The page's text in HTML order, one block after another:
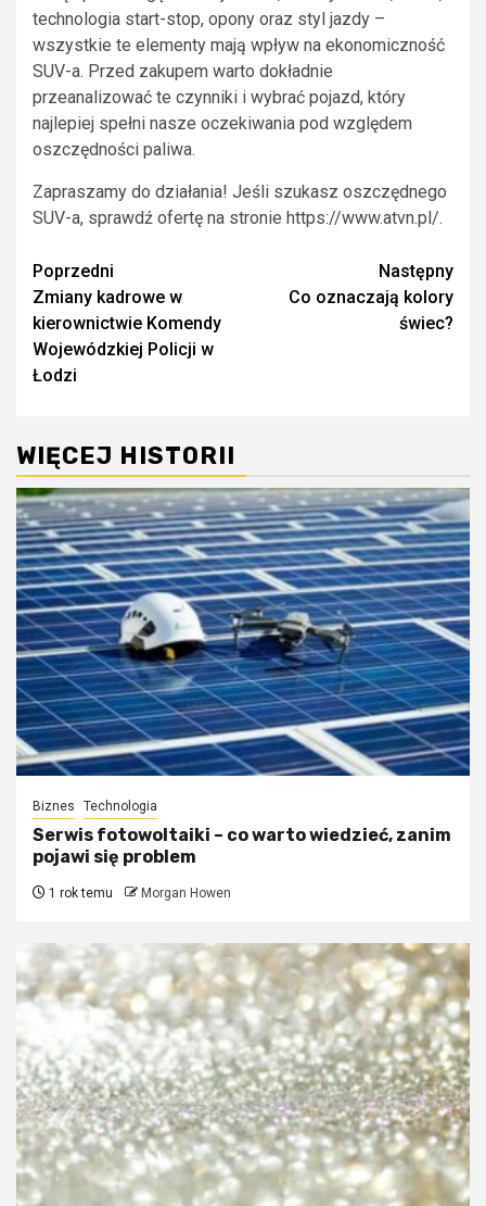
technologia start-stop, opony oraz styl jazdy –
wszystkie te elementy mają wpływ na ekonomiczność
SUV-a. Przed zakupem warto dokładnie
przeanalizować te czynniki i wybrać pojazd, który
najlepiej spełni nasze oczekiwania pod względem
oszczędności paliwa.
Zapraszamy do działania! Jeśli szukasz oszczędnego
SUV-a, sprawdź ofertę na stronie https://www.atvn.pl/.
Zobacz
wpisy
Poprzedni
Zmiany kadrowe w
kierownictwie Komendy
Wojewódzkiej Policji w
Łodzi
Następny
Co oznaczają kolory
świec?
WIĘCEJ HISTORII
Biznes Technologia
Serwis fotowoltaiki – co warto wiedzieć, zanim
pojawi się problem
1 rok temu Morgan Howen